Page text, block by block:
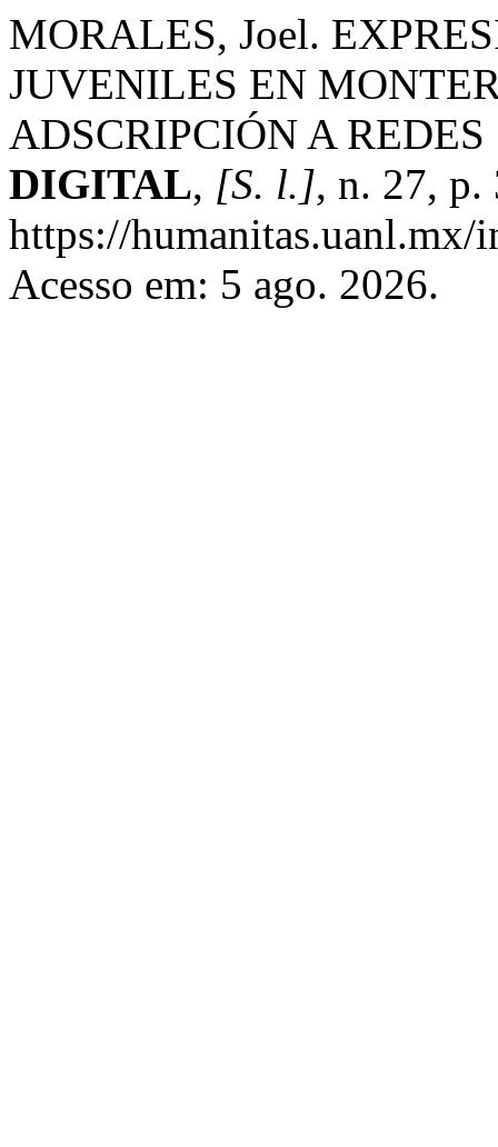
MORALES, Joel.
JUVENILES EN
ADSCRIPCIÓN A
DIGITAL, [S. l.], n. 27,
https://
Acesso em: 5 ago. 2026.